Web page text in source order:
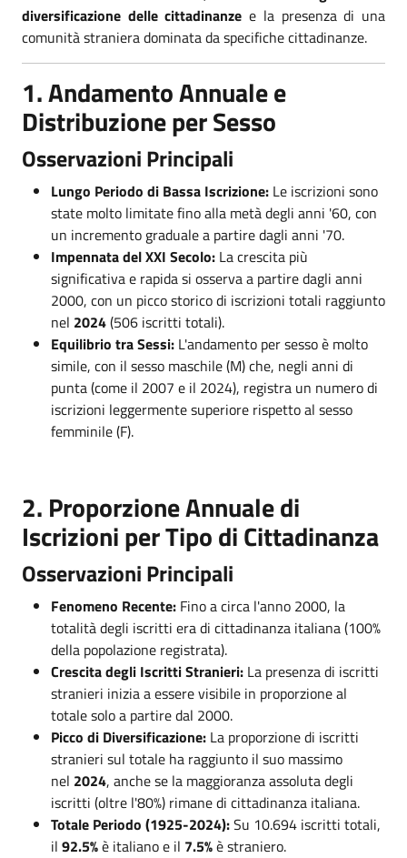
diversificazione delle cittadinanze e la presenza di una
comunità straniera dominata da specifiche cittadinanze.
1. Andamento Annuale e
Distribuzione per Sesso
Osservazioni Principali
Lungo Periodo di Bassa Iscrizione: Le iscrizioni sono
state molto limitate fino alla metà degli anni '60, con
un incremento graduale a partire dagli anni '70.
Impennata del XXI Secolo: La crescita più
significativa e rapida si osserva a partire dagli anni
2000, con un picco storico di iscrizioni totali raggiunto
nel 2024(506 iscritti totali).
Equilibrio tra Sessi: L'andamento per sesso è molto
simile, con il sesso maschile (M) che, negli anni di
punta (come il 2007 e il 2024), registra un numero di
iscrizioni leggermente superiore rispetto al sesso
femminile (F).
2. Proporzione Annuale di
Iscrizioni per Tipo di Cittadinanza
Osservazioni Principali
Fenomeno Recente: Fino a circa l'anno 2000, la
totalità degli iscritti era di cittadinanza italiana (100%
della popolazione registrata).
Crescita degli Iscritti Stranieri: La presenza di iscritti
stranieri inizia a essere visibile in proporzione al
totale solo a partire dal 2000.
Picco di Diversificazione: La proporzione di iscritti
stranieri sul totale ha raggiunto il suo massimo
nel 2024, anche se la maggioranza assoluta degli
iscritti (oltre l'80%) rimane di cittadinanza italiana.
Totale Periodo (1925-2024):Su 10.694 iscritti totali,
il 92.5%è italiano e il 7.5%è straniero.